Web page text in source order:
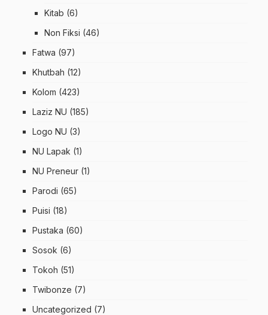
Kitab (6)
Non Fiksi (46)
Fatwa (97)
Khutbah (12)
Kolom (423)
Laziz NU (185)
Logo NU (3)
NU Lapak (1)
NU Preneur (1)
Parodi (65)
Puisi (18)
Pustaka (60)
Sosok (6)
Tokoh (51)
Twibonze (7)
Uncategorized (7)